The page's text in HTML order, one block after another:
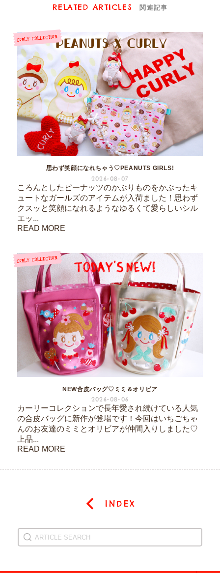
RELATED ARTICLES 関連記事
思わず笑顔になれちゃう♡PEANUTS GIRLS!
2026-08-07
ころんとしたピーナッツのかぶりものをかぶったキ
ュートなガールズのアイテムが入荷ました！思わず
クスッと笑顔になれるようなゆるくて愛らしいシル
エッ...
READ MORE
NEW合皮バッグ♡ミミ＆オリビア
2026-08-06
カーリーコレクションで長年愛され続けている人気
の合皮バッグに新作が登場です！今回はいちごちゃ
んのお友達のミミとオリビアが仲間入りしました♡
上品...
READ MORE
INDEX